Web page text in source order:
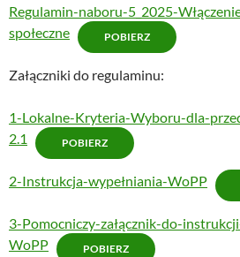
Regulamin-naboru-5_2025-
społeczne
POBIERZ
Załączniki do regulaminu:
1-Lokalne-Kryteria-Wyboru-dla-
2.1
POBIERZ
2-Instrukcja-wypełniania-WoPP
3-Pomocniczy-załącznik-do-
WoPP
POBIERZ